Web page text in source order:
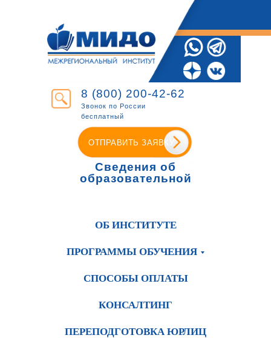
8 (800) 200-42-62
Звонок по России
бесплатный
ОТПРАВИТЬ ЗАЯВКУ
Сведения об
образовательной
ОБ ИНСТИТУТЕ
ПРОГРАММЫ ОБУЧЕНИЯ
СПОСОБЫ ОПЛАТЫ
КОНСАЛТИНГ
ПЕРЕПОДГОТОВКА ЮРЛИЦ